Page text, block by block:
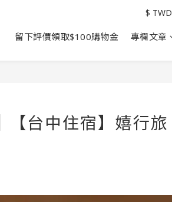
留下評價領取$100購物金 專欄文章
$ TWD
【台中住宿】嬉行旅